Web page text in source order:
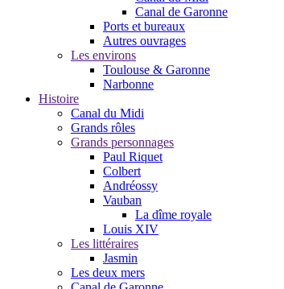
Canal de Garonne
Ports et bureaux
Autres ouvrages
Les environs
Toulouse & Garonne
Narbonne
Histoire
Canal du Midi
Grands rôles
Grands personnages
Paul Riquet
Colbert
Andréossy
Vauban
La dîme royale
Louis XIV
Les littéraires
Jasmin
Les deux mers